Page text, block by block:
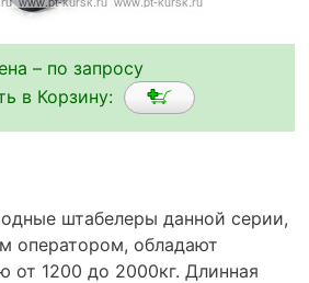
– по запросу
в Корзину:
штабелеры данной серии,
оператором, обладают
от 1200 до 2000кг. Длинная